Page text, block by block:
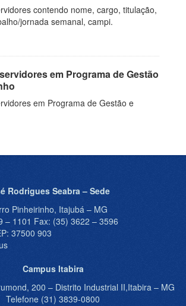
contendo nome, cargo, titulação,
jornada semanal, campi.
em Programa de Gestão
em Programa de Gestão e
Rodrigues Seabra – Sede
Pinheirinho, Itajubá – MG
– 1101 Fax: (35) 3622 – 3596
37500 903
Campus Itabira
200 – Distrito Industrial II,Itabira – MG
Telefone (31) 3839-0800